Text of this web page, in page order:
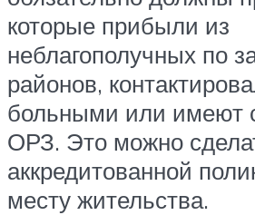
которые прибыли из
неблагополучных по
районов,
больными или имеют
ОРЗ. Это можно
аккредитованной
месту жительства.